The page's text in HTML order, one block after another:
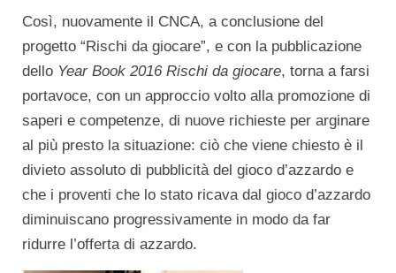
Così, nuovamente il CNCA, a conclusione del
progetto “Rischi da giocare”, e con la pubblicazione
dello Year Book 2016 Rischi da giocare, torna a farsi
portavoce, con un approccio volto alla promozione di
saperi e competenze, di nuove richieste per arginare
al più presto la situazione: ciò che viene chiesto è il
divieto assoluto di pubblicità del gioco d’azzardo e
che i proventi che lo stato ricava dal gioco d’azzardo
diminuiscano progressivamente in modo da far
ridurre l’offerta di azzardo.